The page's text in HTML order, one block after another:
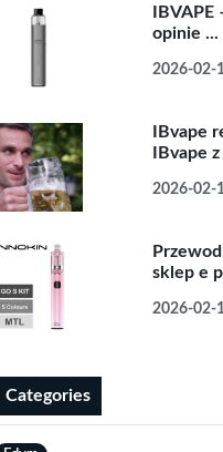
opinie ...
2026-02-
IBvape
IBvape
2026-02-
sklep e
2026-02-
Categories